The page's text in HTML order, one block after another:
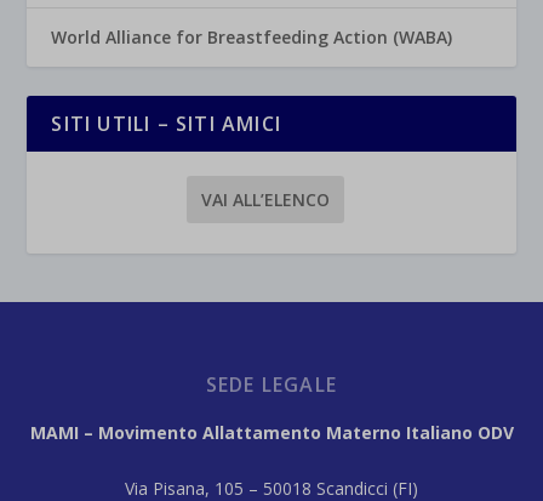
World Alliance for Breastfeeding Action (WABA)
SITI UTILI – SITI AMICI
VAI ALL’ELENCO
SEDE LEGALE
MAMI – Movimento Allattamento Materno Italiano ODV
Via Pisana, 105 – 50018 Scandicci (FI)